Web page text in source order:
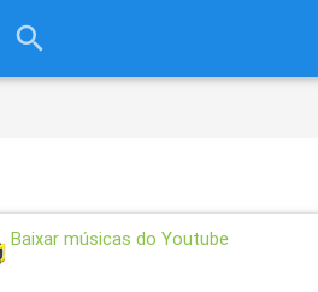
search
Baixar músicas do Youtube